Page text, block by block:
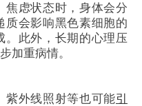
焦虑状态时，身体会分
质会影响黑色素细胞的
。此外，长期的心理压
加重病情。
外线照射等也可能引